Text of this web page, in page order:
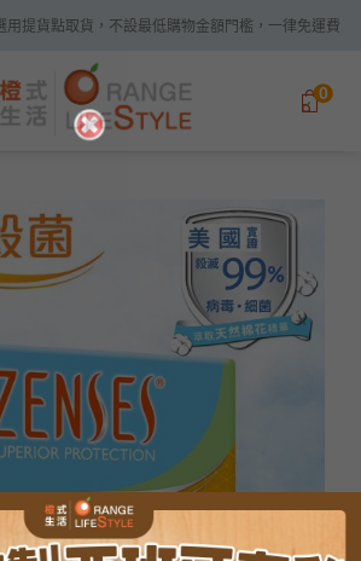
提貨點取貨，不設最低購物金額門檻，一律免運費
0